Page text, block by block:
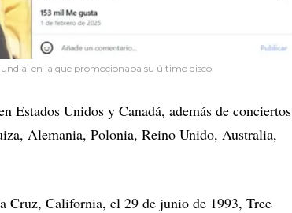
en la que promocionaba su último disco.
Estados Unidos y Canadá, además de conciertos
Alemania, Polonia, Reino Unido, Australia,
Cruz, California, el 29 de junio de 1993, Tree